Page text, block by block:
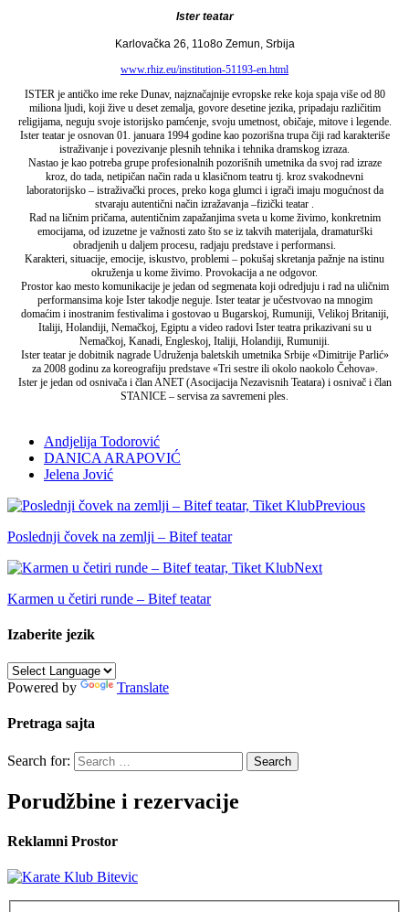
Ister teatar
Karlovačka 26, 11o8o Zemun, Srbija
www.rhiz.eu/institution-51193-en.html
ISTER je antičko ime reke Dunav, najznačajnije evropske reke koja spaja više od 80
miliona ljudi, koji žive u deset zemalja, govore desetine jezika, pripadaju različitim
religijama, neguju svoje istorijsko pamćenje, svoju umetnost, običaje, mitove i legende.
Ister teatar je osnovan 01. januara 1994 godine kao pozorišna trupa čiji rad karakteriše
istraživanje i povezivanje plesnih tehnika i tehnika dramskog izraza.
Nastao je kao potreba grupe profesionalnih pozorišnih umetnika da svoj rad izraze
kroz, do tada, netipičan način rada u klasičnom teatru tj. kroz svakodnevni
laboratorijsko – istraživački proces, preko koga glumci i igrači imaju mogućnost da
stvaraju autentični način izražavanja –fizički teatar .
Rad na ličnim pričama, autentičnim zapažanjima sveta u kome živimo, konkretnim
emocijama, od izuzetne je važnosti zato što se iz takvih materijala, dramaturški
obradjenih u daljem procesu, radjaju predstave i performansi.
Karakteri, situacije, emocije, iskustvo, problemi – pokušaj skretanja pažnje na istinu
okruženja u kome živimo. Provokacija a ne odgovor.
Prostor kao mesto komunikacije je jedan od segmenata koji odredjuju i rad na uličnim
performansima koje Ister takodje neguje. Ister teatar je učestvovao na mnogim
domaćim i inostranim festivalima i gostovao u Bugarskoj, Rumuniji, Velikoj Britaniji,
Italiji, Holandiji, Nemačkoj, Egiptu a video radovi Ister teatra prikazivani su u
Nemačkoj, Kanadi, Engleskoj, Italiji, Holandiji, Rumuniji.
Ister teatar je dobitnik nagrade Udruženja baletskih umetnika Srbije «Dimitrije Parlić»
za 2008 godinu za koreografiju predstave «Tri sestre ili okolo naokolo Čehova».
Ister je jedan od osnivača i član ANET (Asocijacija Nezavisnih Teatara) i osnivač i član
STANICE – servisa za savremeni ples.
Andjelija Todorović
DANICA ARAPOVIĆ
Jelena Jović
Previous
Poslednji čovek na zemlji – Bitef teatar
Next
Karmen u četiri runde – Bitef teatar
Izaberite jezik
Powered by Translate
Pretraga sajta
Search for:
Porudžbine i rezervacije
Reklamni Prostor